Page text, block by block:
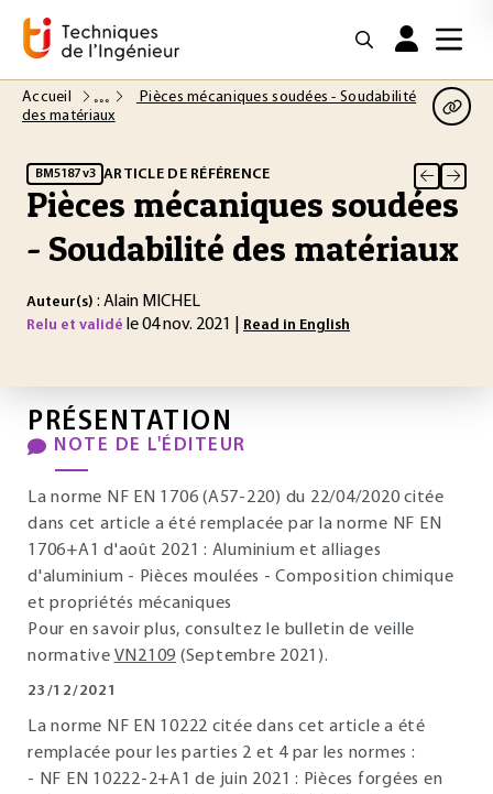
Accueil
Pièces mécaniques soudées - Soudabilité
des matériaux
BM5187 v3 ARTICLE DE RÉFÉRENCE
Pièces mécaniques soudées
- Soudabilité des matériaux
Auteur(s) : Alain MICHEL
Relu et validé le 04 nov. 2021 | Read in English
PRÉSENTATION
NOTE DE L'ÉDITEUR
La norme NF EN 1706 (A57-220) du 22/04/2020 citée
dans cet article a été remplacée par la norme NF EN
1706+A1 d'août 2021 : Aluminium et alliages
d'aluminium - Pièces moulées - Composition chimique
et propriétés mécaniques
Pour en savoir plus, consultez le bulletin de veille
normative VN2109 (Septembre 2021).
23/12/2021
La norme NF EN 10222 citée dans cet article a été
remplacée pour les parties 2 et 4 par les normes :
- NF EN 10222-2+A1 de juin 2021 : Pièces forgées en